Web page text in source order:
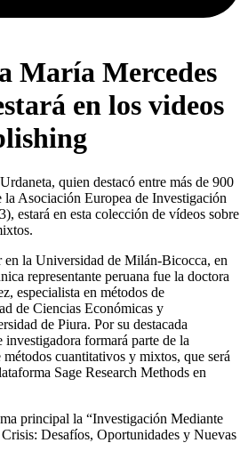
María Mercedes
en los videos
quien destacó entre más de 900
la Asociación Europea de Investigación
estará en esta colección de vídeos sobre
la Universidad de Milán-Bicocca, en
representante peruana fue la doctora
especialista en métodos de
de Ciencias Económicas y
de Piura. Por su destacada
formará parte de la
cuantitativos y mixtos, que será
Sage Research Methods en
principal la “Investigación Mediante
Desafíos, Oportunidades y Nuevas